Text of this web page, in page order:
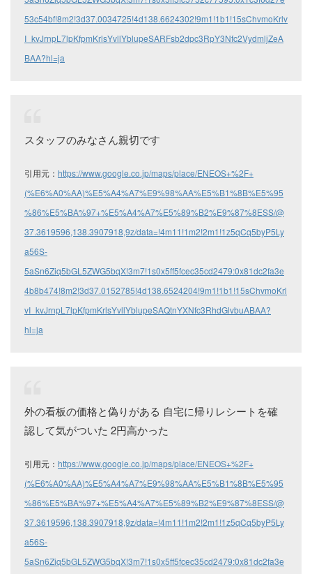
53c54bf!8m2!3d37.0034725!4d138.6624302!9m1!1b1!15sChvmoKrlv
I_kvJrnpL7lpKfpmKrlsYvllYblupeSARFsb2dpc3RpY3Nfc2VydmljZeA
BAA?hl=ja
スタッフのみなさん親切です
引用元： https://www.google.co.jp/maps/place/ENEOS+%2F+
(%E6%A0%AA)%E5%A4%A7%E9%98%AA%E5%B1%8B%E5%95
%86%E5%BA%97+%E5%A4%A7%E5%89%B2%E9%87%8ESS/@
37.3619596,138.3907918,9z/data=!4m11!1m2!2m1!1z5qCq5byP5Ly
a56S-
5aSn6Ziq5bGL5ZWG5bqX!3m7!1s0x5ff5fcec35cd2479:0x81dc2fa3e
4b8b474!8m2!3d37.0152785!4d138.6524204!9m1!1b1!15sChvmoKrl
vI_kvJrnpL7lpKfpmKrlsYvllYblupeSAQtnYXNfc3RhdGlvbuABAA?
hl=ja
外の看板の価格と偽りがある 自宅に帰りレシートを確
認して気がついた 2円高かった
引用元： https://www.google.co.jp/maps/place/ENEOS+%2F+
(%E6%A0%AA)%E5%A4%A7%E9%98%AA%E5%B1%8B%E5%95
%86%E5%BA%97+%E5%A4%A7%E5%89%B2%E9%87%8ESS/@
37.3619596,138.3907918,9z/data=!4m11!1m2!2m1!1z5qCq5byP5Ly
a56S-
5aSn6Ziq5bGL5ZWG5bqX!3m7!1s0x5ff5fcec35cd2479:0x81dc2fa3e